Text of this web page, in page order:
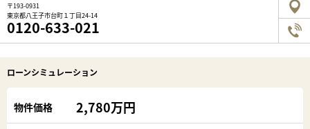
〒193-0931
東京都八王子市台町１丁目24-14
0120-633-021
ローンシミュレーション
物件価格 2,780万円